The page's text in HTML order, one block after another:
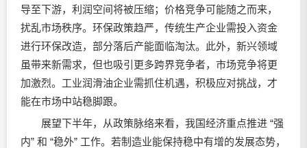
导至下游，利润空间将被压缩；价格竞争可能随之而来，
扰乱市场秩序。环保政策趋严，传统生产企业需投入资金
进行环保改造，部分落后产能面临淘汰。此外，新兴领域
虽带来新需求，但也吸引更多跨界竞争者，市场竞争将更
加激烈。工业润滑油企业需抓住机遇，积极应对挑战，才
能在市场中站稳脚跟。
展望下半年，从政策脉络来看，我国经济重点推进 “强
内” 和 “稳外” 工作。若制造业能保持稳中有增的发展态势，